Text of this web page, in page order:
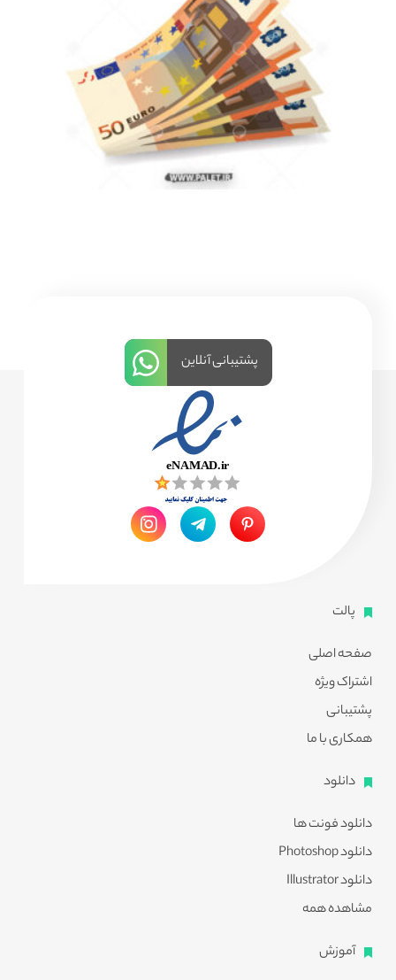
پالت
صفحه اصلی
اشتراک ویژه
پشتیبانی
همکاری با ما
دانلود
دانلود فونت ها
دانلود Photoshop
دانلود Illustrator
مشاهده همه
آموزش
پشتیبانی آنلاین